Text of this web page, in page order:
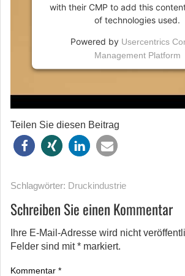
with their CMP to add this
of technologies used.
Powered by Usercentrics
Management Platform
Teilen Sie diesen Beitrag
Schlagwörter: Druckindustrie
Schreiben Sie einen Kommentar
Ihre E-Mail-Adresse wird nicht
Felder sind mit* markiert.
Kommentar *